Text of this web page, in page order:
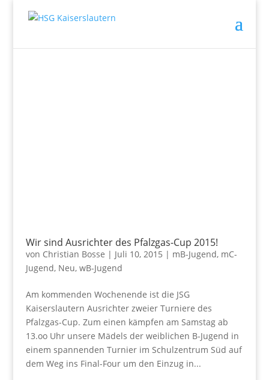
Wir sind Ausrichter des Pfalzgas-Cup 2015!
von Christian Bosse | Juli 10, 2015 | mB-Jugend, mC-
Jugend, Neu, wB-Jugend
Am kommenden Wochenende ist die JSG
Kaiserslautern Ausrichter zweier Turniere des
Pfalzgas-Cup. Zum einen kämpfen am Samstag ab
13.oo Uhr unsere Mädels der weiblichen B-Jugend in
einem spannenden Turnier im Schulzentrum Süd auf
dem Weg ins Final-Four um den Einzug in...